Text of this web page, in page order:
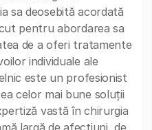
sa deosebită acordată
pentru abordarea sa
de a oferi tratamente
individuale ale
este un profesionist
celor mai bune soluții
vastă în chirurgia
largă de afecțiuni, de